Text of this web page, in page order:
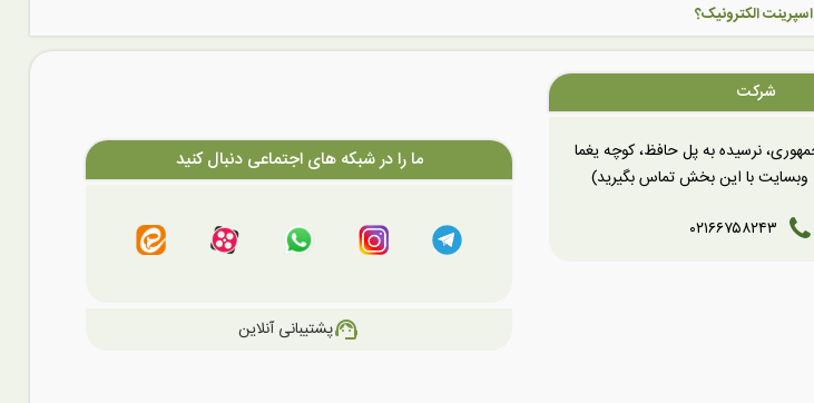
الکترونیک؟
شرکت
نرسیده به پل حافظ، کوچه یغما
وبسایت با این بخش تماس بگیرید)
۰۲۱۶۶۷۵۸۲۴۳
ما را در شبکه های اجتماعی دنبال کنید
support_agentپشتیبانی آنلاین